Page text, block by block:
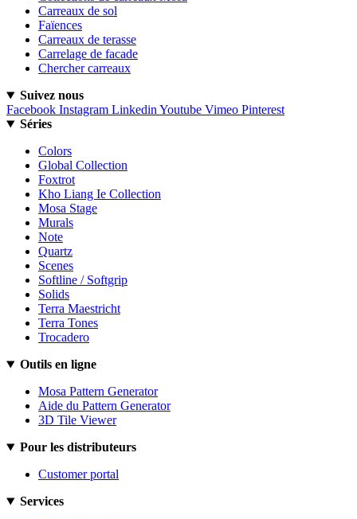
Carreaux de sol
Faïences
Carreaux de terasse
Carrelage de facade
Chercher carreaux
Suivez nous
Facebook Instagram Linkedin Youtube Vimeo Pinterest
Séries
Colors
Global Collection
Foxtrot
Kho Liang Ie Collection
Mosa Stage
Murals
Note
Quartz
Scenes
Softline / Softgrip
Solids
Terra Maestricht
Terra Tones
Trocadero
Outils en ligne
Mosa Pattern Generator
Aide du Pattern Generator
3D Tile Viewer
Pour les distributeurs
Customer portal
Services